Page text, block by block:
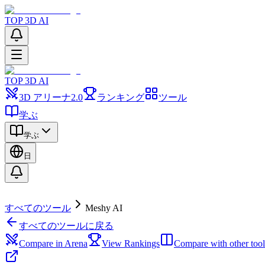
TOP 3D AI
TOP 3D AI
3D アリーナ2.0 ランキング
ツール
学ぶ
学ぶ
日
すべてのツール
Meshy AI
すべてのツールに戻る
Compare in Arena
View Rankings Compare with other